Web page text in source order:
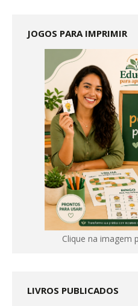
JOGOS PARA IMPRIMIR
Clique na imagem
LIVROS PUBLICADOS